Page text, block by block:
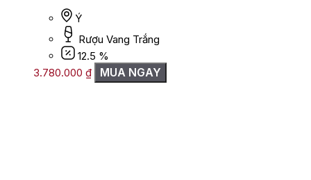
Ý
Rượu Vang Trắng
12.5 %
3.780.000 ₫ MUA NGAY